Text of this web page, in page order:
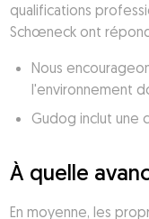
qualifications
Schœneck ont
Nous
l'environnement
À quelle
En moyenne, les